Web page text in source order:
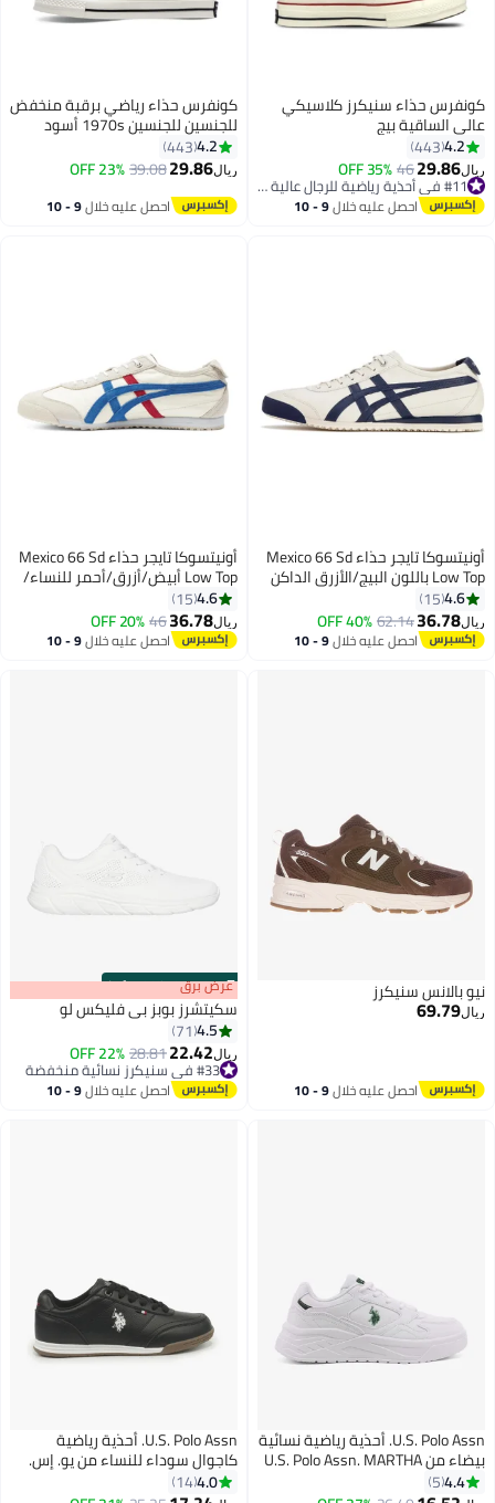
كونفرس حذاء سنيكرز كلاسيكي
عالي الساقية بيج
4.2
443
ريال29.86
46
35% OFF
#11 في أحذية رياضية للرجال عالية الجودة
احصل عليه خلال 9 - 10
8
كونفرس حذاء رياضي برقبة منخفض
للجنسين للجنسين 1970s أسود
4.2
443
ريال29.86
39.08
23% OFF
احصل عليه خلال 9 - 10
23
أونيتسوكا تايجر حذاء Mexico 66 Sd
Low Top باللون البيج/الأزرق الداكن
للنساء/الرجال/الطلاب
4.6
15
ريال36.78
62.14
40% OFF
احصل عليه خلال 9 - 10
23
أونيتسوكا تايجر حذاء Mexico 66 Sd
Low Top أبيض/أزرق/أحمر للنساء/
الرجال/الطلاب
4.6
15
ريال36.78
46
20% OFF
احصل عليه خلال 9 - 10
نيو بالانس سنيكرز
ريال69.79
احصل عليه خلال 9 - 10
اغسطس
00m:00s
·
100% Left
4
عرض برق
سكيتشرز بوبز بي فليكس لو
4.5
71
ريال22.42
28.81
22% OFF
#33 في سنيكرز نسائية منخفضة
#33 في سنيكرز نسائية منخفضة احصل عليه خلال 9 - 10
اغسطس
U.S. Polo Assn. أحذية رياضية نسائية
بيضاء من U.S. Polo Assn. MARTHA
GLB 6FX - أحذية كاجوال ذات منصة 4.4
5
U.S. Polo Assn. أحذية رياضية
كاجوال سوداء للنساء من يو. إس.
4.0
14